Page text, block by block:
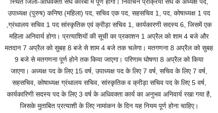
उपाध्यक्ष (पुरुष) कनिष्ठ (महिला) पद, सचिव एक पद, सहसचिव 1, पद, कोषाध्यक्ष 1 पद
,ग्रंथालय सचिव 1 पद सांस्कृतिक एवं क्रीड़ा सचिव 1, कार्यकारणी सदस्य 6, जिसमें एक
महिला अनिवार्य होगा। प्रत्याशियों की सूची का प्रकाशन 1 अप्रैल को शाम 4 बजे और
मतदान 7 अप्रैल को सुबह 8 बजे से शाम 4 बजे तक चलेगा। मतगणना 8 अप्रैल को सुबह
9 बजे से मतगणना पूर्ण होने तक किया जाएगा। परिणाम घोषणा 8 अप्रैल को किया
जाएगा। अध्यक्ष पद के लिए 15 वर्ष, उपाध्यक्ष पद के लिए 7 वर्ष, सचिव के लिए 7 वर्ष,
सहसचिव, कोषाध्यक्ष ग्रंथालय सचिव, सांस्कृतिक व क्रीड़ा सचिव पद के लिए 5 वर्ष,
कार्यकारिणी सदस्य पद के लिए 3 वर्ष के अधिवक्ता कार्य का अनुभव अनिवार्य रखा गया है,
जिसके मुताबित प्रत्याशी के लिए नामांकन के दिन यह नियम पूर्ण होना चाहिए।